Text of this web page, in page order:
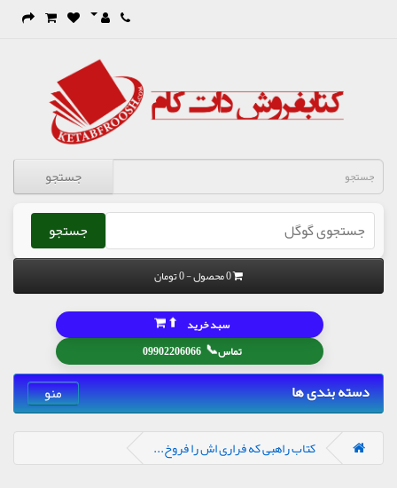
جستجو
جستجو
0 محصول - 0 تومان
تماس📞
09902206066
سبد خرید ⬆
دسته بندی ها منو
کتاب راهبی که فراری اش را فروخ...